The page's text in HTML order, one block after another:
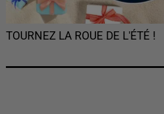
TOURNEZ LA ROUE DE L'ÉTÉ !